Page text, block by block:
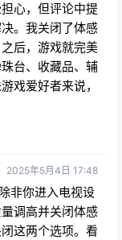
心，但评论中提
。我关闭了体感
后，游戏就完美
台、收藏品、辅
戏爱好者来说，
2025年5月4日 17:48
非你进入电视设
调高并关闭体感
这两个选项。看